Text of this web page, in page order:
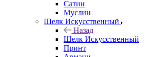
Сатин
Муслин
Шелк Искусственный
Назад
Шелк Искусственный
Принт